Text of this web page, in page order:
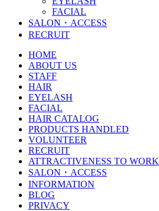
FACIAL
SALON・ACCESS
RECRUIT
HOME
ABOUT US
STAFF
HAIR
EYELASH
FACIAL
HAIR CATALOG
PRODUCTS HANDLED
VOLUNTEER
RECRUIT
ATTRACTIVENESS TO WORK
SALON・ACCESS
INFORMATION
BLOG
PRIVACY